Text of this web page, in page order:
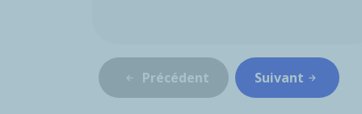
Précédent Suivant